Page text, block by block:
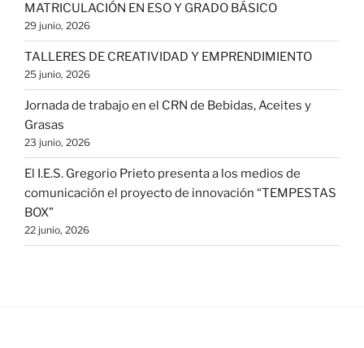
MATRICULACIÓN EN ESO Y GRADO BÁSICO
29 junio, 2026
TALLERES DE CREATIVIDAD Y EMPRENDIMIENTO
25 junio, 2026
Jornada de trabajo en el CRN de Bebidas, Aceites y
Grasas
23 junio, 2026
El I.E.S. Gregorio Prieto presenta a los medios de
comunicación el proyecto de innovación “TEMPESTAS
BOX”
22 junio, 2026